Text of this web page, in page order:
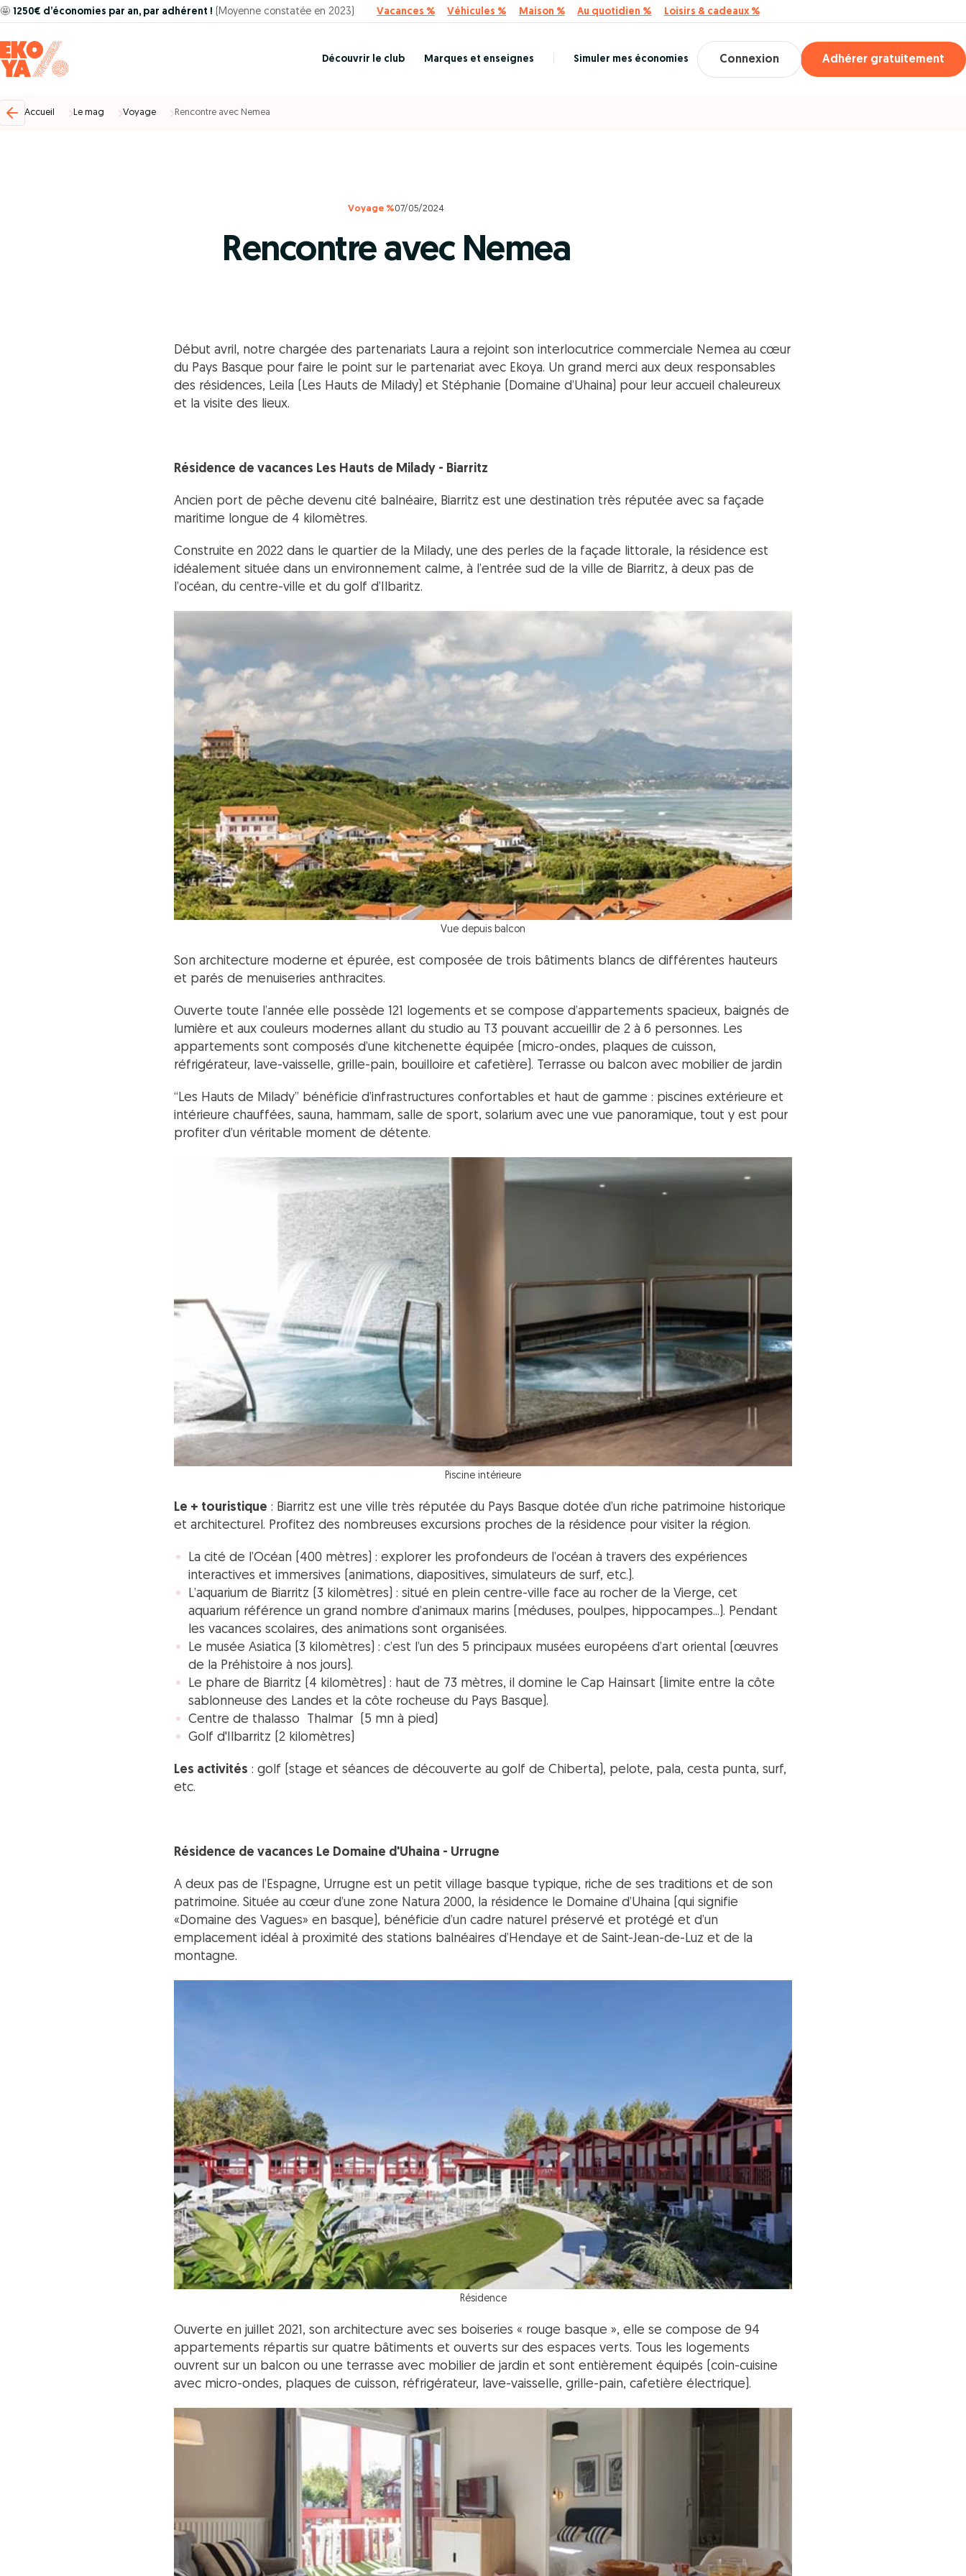
🤩 1250€ d’économies par an, par adhérent ! (Moyenne constatée en 2023) Vacances % Véhicules % Maison % Au quotidien % Loisirs & cadeaux %
Découvrir le club Marques et enseignes Simuler mes économies Connexion Adhérer gratuitement
Accueil Le mag Voyage Rencontre avec Nemea
Voyage %07/05/2024
Rencontre avec Nemea
Début avril, notre chargée des partenariats Laura a rejoint son interlocutrice commerciale Nemea au cœur
du Pays Basque pour faire le point sur le partenariat avec Ekoya. Un grand merci aux deux responsables
des résidences, Leila (Les Hauts de Milady) et Stéphanie (Domaine d’Uhaina) pour leur accueil chaleureux
et la visite des lieux.
Résidence de vacances Les Hauts de Milady - Biarritz
Ancien port de pêche devenu cité balnéaire, Biarritz est une destination très réputée avec sa façade
maritime longue de 4 kilomètres.
Construite en 2022 dans le quartier de la Milady, une des perles de la façade littorale, la résidence est
idéalement située dans un environnement calme, à l’entrée sud de la ville de Biarritz, à deux pas de
l’océan, du centre-ville et du golf d’Ilbaritz.
Vue depuis balcon
Son architecture moderne et épurée, est composée de trois bâtiments blancs de différentes hauteurs
et parés de menuiseries anthracites.
Ouverte toute l’année elle possède 121 logements et se compose d’appartements spacieux, baignés de
lumière et aux couleurs modernes allant du studio au T3 pouvant accueillir de 2 à 6 personnes. Les
appartements sont composés d’une kitchenette équipée (micro-ondes, plaques de cuisson,
réfrigérateur, lave-vaisselle, grille-pain, bouilloire et cafetière). Terrasse ou balcon avec mobilier de jardin
“Les Hauts de Milady” bénéficie d’infrastructures confortables et haut de gamme : piscines extérieure et
intérieure chauffées, sauna, hammam, salle de sport, solarium avec une vue panoramique, tout y est pour
profiter d’un véritable moment de détente.
Piscine intérieure
Le + touristique : Biarritz est une ville très réputée du Pays Basque dotée d’un riche patrimoine historique
et architecturel. Profitez des nombreuses excursions proches de la résidence pour visiter la région.
La cité de l’Océan (400 mètres) : explorer les profondeurs de l’océan à travers des expériences
interactives et immersives (animations, diapositives, simulateurs de surf, etc.).
L’aquarium de Biarritz (3 kilomètres) : situé en plein centre-ville face au rocher de la Vierge, cet
aquarium référence un grand nombre d’animaux marins (méduses, poulpes, hippocampes...). Pendant
les vacances scolaires, des animations sont organisées.
Le musée Asiatica (3 kilomètres) : c’est l’un des 5 principaux musées européens d’art oriental (œuvres
de la Préhistoire à nos jours).
Le phare de Biarritz (4 kilomètres) : haut de 73 mètres, il domine le Cap Hainsart (limite entre la côte
sablonneuse des Landes et la côte rocheuse du Pays Basque).
Centre de thalasso Thalmar (5 mn à pied)
Golf d'Ilbarritz (2 kilomètres)
Les activités : golf (stage et séances de découverte au golf de Chiberta), pelote, pala, cesta punta, surf,
etc.
Résidence de vacances Le Domaine d'Uhaina - Urrugne
A deux pas de l’Espagne, Urrugne est un petit village basque typique, riche de ses traditions et de son
patrimoine. Située au cœur d’une zone Natura 2000, la résidence le Domaine d’Uhaina (qui signifie
«Domaine des Vagues» en basque), bénéficie d’un cadre naturel préservé et protégé et d’un
emplacement idéal à proximité des stations balnéaires d’Hendaye et de Saint-Jean-de-Luz et de la
montagne.
Résidence
Ouverte en juillet 2021, son architecture avec ses boiseries « rouge basque », elle se compose de 94
appartements répartis sur quatre bâtiments et ouverts sur des espaces verts. Tous les logements
ouvrent sur un balcon ou une terrasse avec mobilier de jardin et sont entièrement équipés (coin-cuisine
avec micro-ondes, plaques de cuisson, réfrigérateur, lave-vaisselle, grille-pain, cafetière électrique).